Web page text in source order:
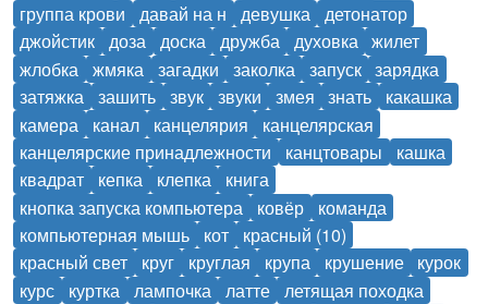
группа крови
давай на н девушка детонатор
джойстик доза доска дружба духовка жилет
жлобка жмяка загадки заколка запуск зарядка
затяжка зашить звук звуки змея знать
какашка
камера
канал канцелярия
канцелярская
канцелярские принадлежности
канцтовары
кашка
квадрат
кепка клепка
книга
кнопка запуска компьютера
ковёр
команда
компьютерная мышь
кот
красный (10)
красный свет
круг круглая крупа крушение курок
курс
куртка лампочка латте летящая походка